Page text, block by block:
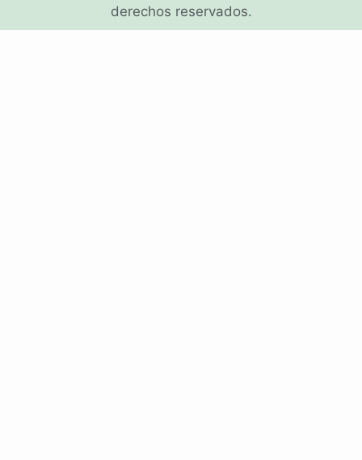
derechos reservados.